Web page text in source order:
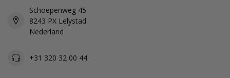
Schoepenweg 45
8243 PX Lelystad
Nederland
+31 320 32 00 44